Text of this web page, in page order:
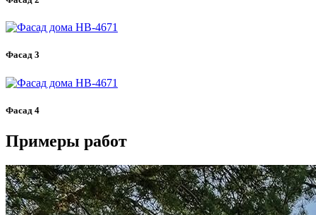
Фасад 3
Фасад 4
Примеры работ